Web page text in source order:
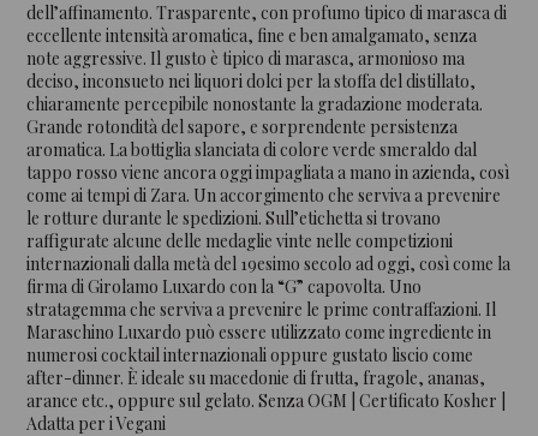
dell’affinamento. Trasparente, con profumo tipico di marasca di
eccellente intensità aromatica, fine e ben amalgamato, senza
note aggressive. Il gusto è tipico di marasca, armonioso ma
deciso, inconsueto nei liquori dolci per la stoffa del distillato,
chiaramente percepibile nonostante la gradazione moderata.
Grande rotondità del sapore, e sorprendente persistenza
aromatica. La bottiglia slanciata di colore verde smeraldo dal
tappo rosso viene ancora oggi impagliata a mano in azienda, così
come ai tempi di Zara. Un accorgimento che serviva a prevenire
le rotture durante le spedizioni. Sull’etichetta si trovano
raffigurate alcune delle medaglie vinte nelle competizioni
internazionali dalla metà del 19esimo secolo ad oggi, così come la
firma di Girolamo Luxardo con la “G” capovolta. Uno
stratagemma che serviva a prevenire le prime contraffazioni. Il
Maraschino Luxardo può essere utilizzato come ingrediente in
numerosi cocktail internazionali oppure gustato liscio come
after-dinner. È ideale su macedonie di frutta, fragole, ananas,
arance etc., oppure sul gelato. Senza OGM | Certificato Kosher |
Adatta per i Vegani